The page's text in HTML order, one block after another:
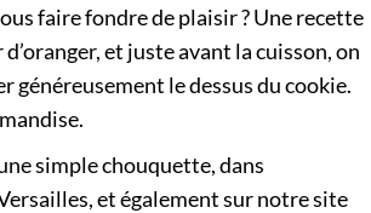
faire fondre de plaisir ? Une recette
et juste avant la cuisson, on
généreusement le dessus du cookie.
simple chouquette, dans
et également sur notre site